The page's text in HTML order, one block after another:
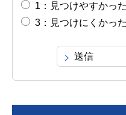
1：見つけやすかった
3：見つけにくかった